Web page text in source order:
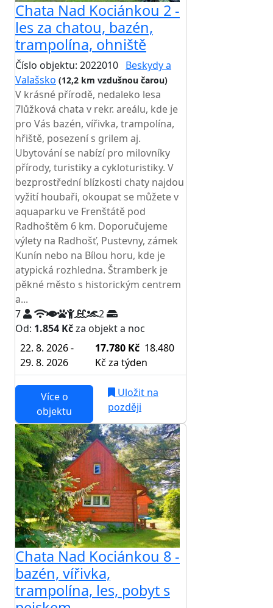
Chata Nad Kociánkou 2 -
les za chatou, bazén,
trampolína, ohniště
Číslo objektu: 2022010 Beskydy a
Valašsko (12,2 km vzdušnou čarou)
V krásné přírodě, nedaleko lesa
7lůžková chata v rekr. areálu, kde je
pro Vás bazén, vířivka, trampolína,
hřiště, posezení s grilem aj.
Ubytování se nabízí pro milovníky
přírody, turistiky a cykloturistiky. V
bezprostřední blízkosti chaty najdou
vyžití houbaři, okoupat se můžete v
aquaparku ve Frenštátě pod
Radhoštěm 6 km. Doporučujeme
výlety na Radhošť, Pustevny, zámek
Kunín nebo na Bílou horu, kde je
atypická rozhledna. Štramberk je
pěkné město s historickým centrem
a...
7
2
Od: 1.854 Kčza objekt a noc
22. 8. 2026 -
29. 8. 2026
17.780 Kč 18.480
Kč za týden
Více o
objektu
Uložit na
později
Chata Nad Kociánkou 8 -
bazén, vířivka,
trampolína, les, pobyt s